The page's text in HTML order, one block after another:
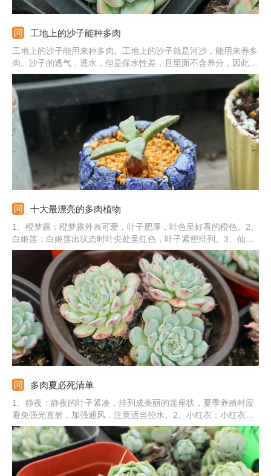
工地上的沙子能种多肉
工地上的沙子能用来种多肉。工地上的沙子就是河沙，能用来养多
肉。沙子的透气，透水，但是保水性差，且里面不含养分，因此不
可用纯沙子。可在沙子中掺杂泥炭土、颗粒土，泥炭土中富含营
养，沙子和颗粒土可提高土壤的透气透水能力，从而可促使多肉植
物旺盛生长。
十大最漂亮的多肉植物
1、橙梦露：橙梦露外表可爱，叶子肥厚，叶色呈好看的橙色。2、
白姬莲：白姬莲出状态时叶尖处呈红色，叶子紧密排列。3、仙女
杯：仙女杯的叶片是白色，叶尖是有一定弧形的。4、红宝石：红
宝石叶色好看，外表通红，叶子排列呈莲花座。5、其他：还有碧
光环、静夜、蓝苹果、爱斯诺、唐印、奶酪。
多肉夏必死清单
1、静夜：静夜的叶子紧凑，排列成美丽的莲座状，夏季养殖时应
避免强光直射，加强通风，注意适当控水。2、小红衣：小红衣夏
季栽培难度较大，不耐水湿。3、玉蝶：玉蝶在夏季湿度大，通风
性差的环境中容易黑腐。4、劳尔：劳尔在夏季会掉叶子、化水、
黑腐。5、其他：还有福娘、乌木、虹之玉、乙女心、白熊、黄熊
等。